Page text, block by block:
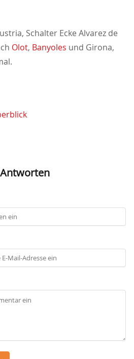
Schalter Ecke Alvarez de
Olot, Banyoles und Girona,